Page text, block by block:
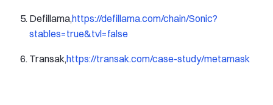
Defillama,https://defillama.com/chain/Sonic?
stables=true&tvl=false
Transak,https://transak.com/case-study/metamask